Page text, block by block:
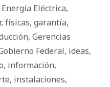
Energía Eléctrica,
, físicas, garantía,
, Gerencias
Federal, ideas,
, información,
, instalaciones,